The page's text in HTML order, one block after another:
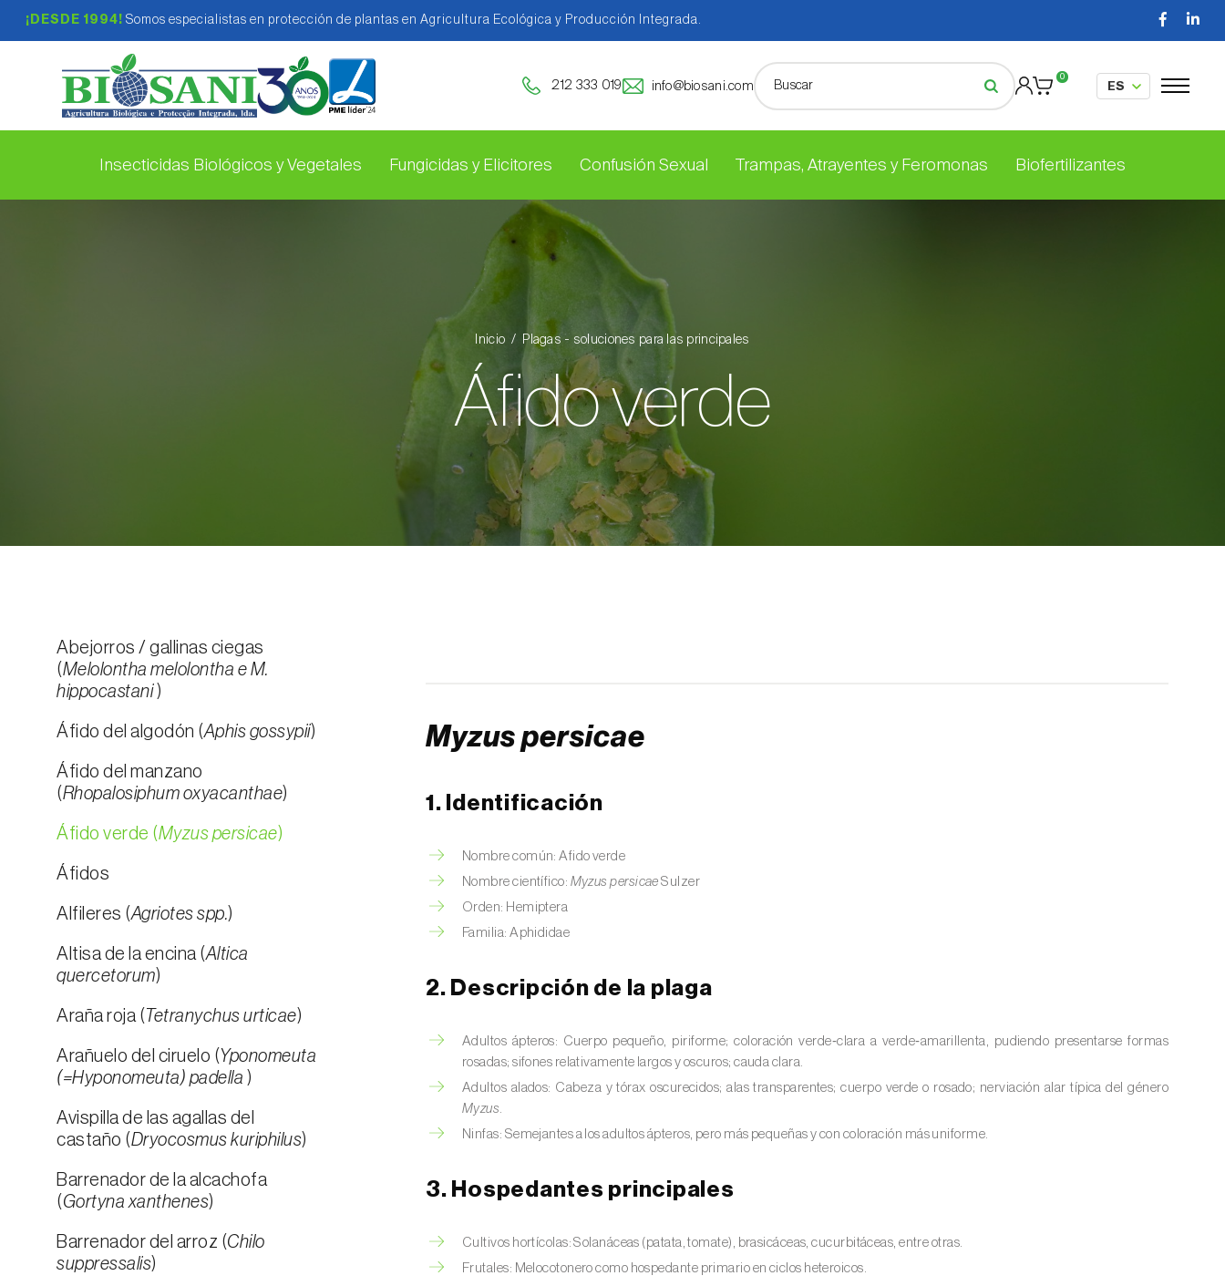
¡DESDE 1994! Somos especialistas en protección de plantas en Agricultura Ecológica y Producción Integrada.
212 333 019 info@biosani.com
0
Insecticidas Biológicos y Vegetales Fungicidas y Elicitores Confusión Sexual Trampas, Atrayentes y Feromonas Biofertilizantes
Inicio Plagas - soluciones para las principales
Áfido verde
Abejorros / gallinas ciegas
(Melolontha melolontha e M.
hippocastani )
Áfido del algodón (Aphis gossypii)
Áfido del manzano
(Rhopalosiphum oxyacanthae)
Áfido verde (Myzus persicae)
Áfidos
Alfileres (Agriotes spp.)
Altisa de la encina (Altica
quercetorum)
Araña roja ( Tetranychus urticae)
Arañuelo del ciruelo (Yponomeuta
(=Hyponomeuta) padella )
Avispilla de las agallas del
castaño (Dryocosmus kuriphilus)
Barrenador de la alcachofa
(Gortyna xanthenes)
Barrenador del arroz (Chilo
suppressalis)
Myzus persicae
1. Identificación
Nombre común: Afido verde
Nombre científico: Myzus persicae Sulzer
Orden: Hemiptera
Familia: Aphididae
2. Descripción de la plaga
Adultos ápteros: Cuerpo pequeño, piriforme; coloración verde‑clara a verde‑amarillenta, pudiendo presentarse formas
rosadas; sifones relativamente largos y oscuros; cauda clara.
Adultos alados: Cabeza y tórax oscurecidos; alas transparentes; cuerpo verde o rosado; nerviación alar típica del género
Myzus.
Ninfas: Semejantes a los adultos ápteros, pero más pequeñas y con coloración más uniforme.
3. Hospedantes principales
Cultivos hortícolas: Solanáceas (patata, tomate), brasicáceas, cucurbitáceas, entre otras.
Frutales: Melocotonero como hospedante primario en ciclos heteroicos.